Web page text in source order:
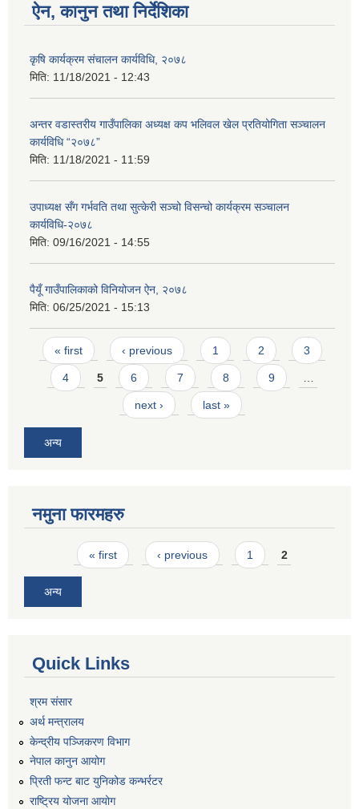
ऐन, कानुन तथा निर्देशिका
कृषि कार्यक्रम संचालन कार्यविधि, २०७८
मिति: 11/18/2021 - 12:43
अन्तर वडास्तरीय गाउँपालिका अध्यक्ष कप भलिवल खेल प्रतियोगिता सञ्चालन
कार्यविधि “२०७८”
मिति: 11/18/2021 - 11:59
उपाध्यक्ष सँग गर्भवति तथा सुत्केरी सञ्‍चो विसन्चो कार्यक्रम सञ्‍चालन
कार्यविधि-२०७८
मिति: 09/16/2021 - 14:55
पैयूँ गाउँपालिकाको विनियोजन ऐन, २०७८
मिति: 06/25/2021 - 15:13
Pages
« first ‹ previous 1 2 3
4 5 6 7 8 9 …
next › last »
अन्य
नमुना फारमहरु
Pages« first ‹ previous 1 2
अन्य
Quick Links
श्रम संसार
अर्थ मन्त्रालय
केन्द्रीय पञ्जिकरण विभाग
नेपाल कानुन आयोग
प्रिती फन्ट बाट युनिकोड कन्भर्रटर
राष्ट्रिय योजना आयोग